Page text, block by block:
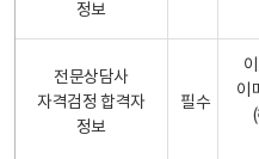
정보
전문상담사
자격검정 합격자
정보
필수
이